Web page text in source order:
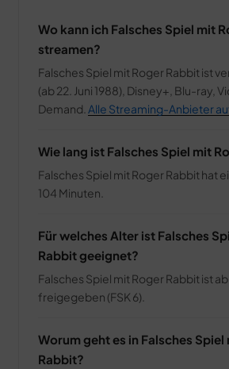
Wo kann ich Falsches Spiel mit
streamen?
Falsches Spiel mit Roger Rabbit ist
(ab 22. Juni 1988), Disney+, Blu-ray,
Demand. Alle Streaming-Anbieter
Wie lang ist Falsches Spiel mit
Falsches Spiel mit Roger Rabbit hat
104 Minuten.
Für welches Alter ist Falsches
Rabbit geeignet?
Falsches Spiel mit Roger Rabbit ist ab
freigegeben (FSK 6).
Worum geht es in Falsches Spiel
Rabbit?